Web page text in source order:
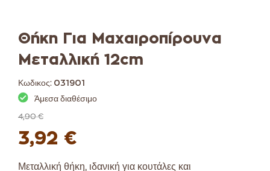
Θήκη Για Μαχαιροπίρουνα
Μεταλλική 12cm
Κωδικος: 031901
Άμεσα διαθέσιμο
4,90 €
3,92 €
Μεταλλική θήκη, ιδανική για κουτάλες και